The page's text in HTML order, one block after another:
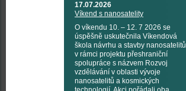
17.07.2026
Víkend s nanosatelity
O víkendu 10. – 12. 7 2026 se
úspěšně uskutečnila Víkendová
škola návrhu a stavby nanosatelitů
v rámci projektu přeshraniční
spolupráce s názvem Rozvoj
vzdělávání v oblasti vývoje
nanosatelitů a kosmických